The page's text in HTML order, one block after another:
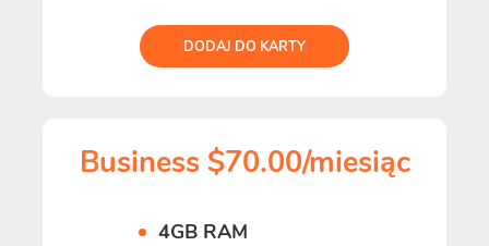
DODAJ DO KARTY
Business $70.00/miesiąc
4GB RAM